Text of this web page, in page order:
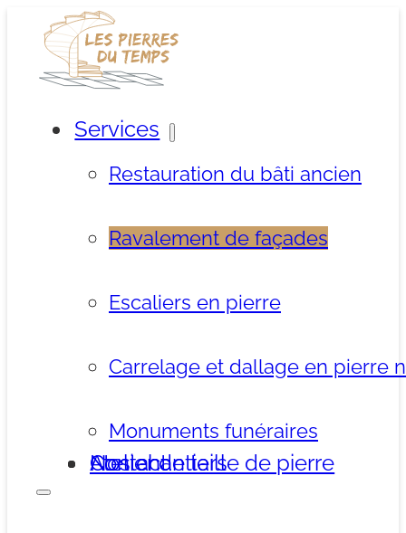
Services
Restauration du bâti ancien
Ravalement de façades
Escaliers en pierre
Carrelage et dallage en pierre
Monuments funéraires
Nos chantiers
Atelier de taille de pierre
Contact